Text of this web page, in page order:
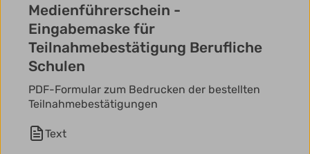
Medienführerschein -
Eingabemaske für
Teilnahmebestätigung Berufliche
Schulen
PDF-Formular zum Bedrucken der bestellten
Teilnahmebestätigungen
Text